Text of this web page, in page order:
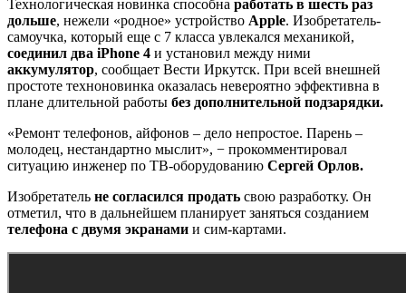
Технологическая новинка способна работать в шесть раз
дольше, нежели «родное» устройство Apple. Изобретатель-
самоучка, который еще с 7 класса увлекался механикой,
соединил два iPhone 4 и установил между ними
аккумулятор, сообщает Вести Иркутск. При всей внешней
простоте техноновинка оказалась невероятно эффективна в
плане длительной работы без дополнительной подзарядки.
«Ремонт телефонов, айфонов – дело непростое. Парень –
молодец, нестандартно мыслит», − прокомментировал
ситуацию инженер по ТВ-оборудованию Сергей Орлов.
Изобретатель не согласился продать свою разработку. Он
отметил, что в дальнейшем планирует заняться созданием
телефона с двумя экранами и сим-картами.